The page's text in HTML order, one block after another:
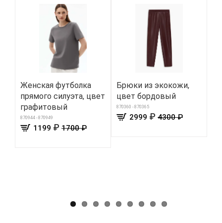
Женская футболка
прямого силуэта, цвет
графитовый
870944 - 870949
1199 ₽ 1700 ₽
Брюки из экокожи,
цвет бордовый
870360 - 870365
2999 ₽ 4300 ₽